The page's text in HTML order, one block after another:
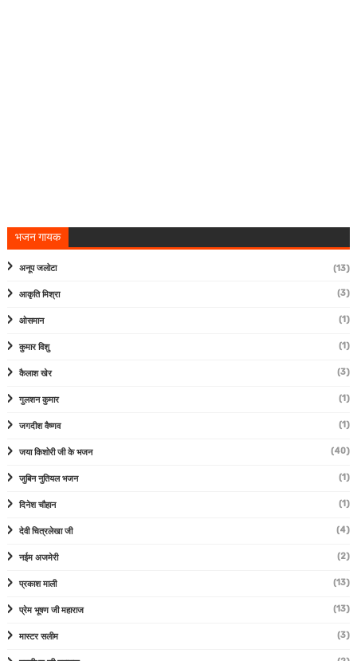
भजन गायक
अनूप जलोटा (13)
आकृति मिश्रा (3)
ओसमान (1)
कुमार विशु (1)
कैलाश खेर (3)
गुलशन कुमार (1)
जगदीश वैष्णव (1)
जया किशोरी जी के भजन (40)
जुबिन नुतियल भजन (1)
दिनेश चौहान (1)
देवी चित्रलेखा जी (4)
नईम अजमेरी (2)
प्रकाश माली (13)
प्रेम भूषण जी महाराज (13)
मास्टर सलीम (3)